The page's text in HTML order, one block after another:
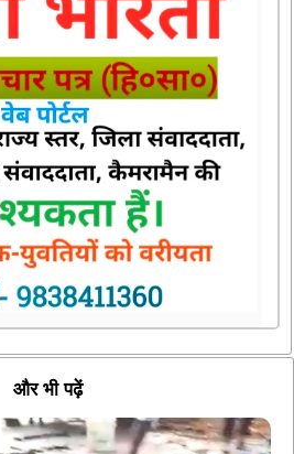
और भी पढ़ें